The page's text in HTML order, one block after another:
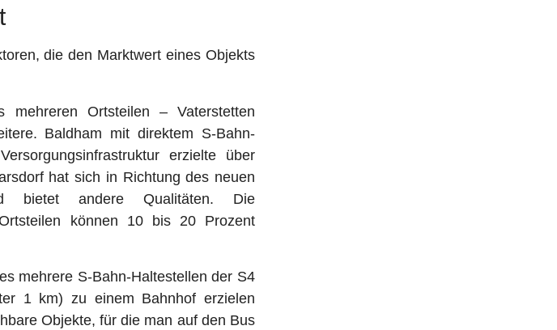
die den Marktwert eines Objekts
mehreren Ortsteilen – Vaterstetten
Baldham mit direktem S-Bahn-
erzielte über
hat sich in Richtung des neuen
bietet andere Qualitäten. Die
können 10 bis 20 Prozent
mehrere S-Bahn-Haltestellen der S4
1 km) zu einem Bahnhof erzielen
Objekte, für die man auf den Bus